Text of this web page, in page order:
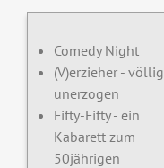
Comedy Night
(V)erzieher - völlig
unerzogen
Fifty-Fifty - ein
Kabarett zum
50jährigen